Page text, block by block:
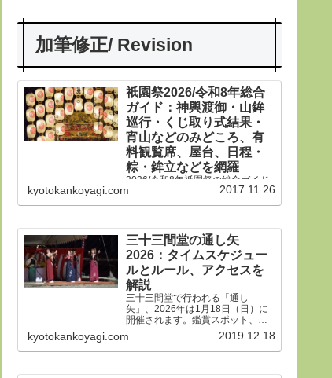
加筆修正/ Revision
祇園祭2026/令和8年総合
ガイド：神輿渡御・山鉾
巡行・くじ取り式結果・
宵山などのみどころ、有
料観覧席、屋台、日程・
粽・鉾立などを網羅
2026/令和8年祇園祭の総合ガイド
です。本年は神輿渡御、山鉾巡
行・神輿渡御などの行事の日程、
生稚児や久世駒形稚児、各山鉾や
御朱印、屋台や歩行者天国や交通
規制などのおすすめ情報です。
kyotokankoyagi.com 2017.11.26
三十三間堂の通し矢
2026：タイムスケジュー
ルとルール、アクセスを
解説
三十三間堂で行われる「通し
矢」、2026年は1月18日（日）に
開催されます。鑑賞スポット、タ
イムスケジュール、ルールや歴
史、そして三十三間堂の概要、ア
クセス方法などをご紹介します。
kyotokankoyagi.com 2019.12.18